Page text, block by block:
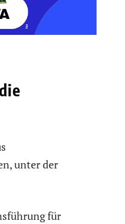
unter der
für